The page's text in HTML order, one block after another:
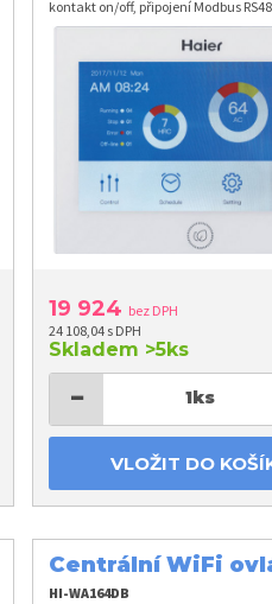
kontakt on/off, připojení Modbus
19 924 bez DPH
24 108,04 s DPH
Skladem >5ks
− 1ks
VLOŽIT DO
Centrální WiFi
HI-WA164DB